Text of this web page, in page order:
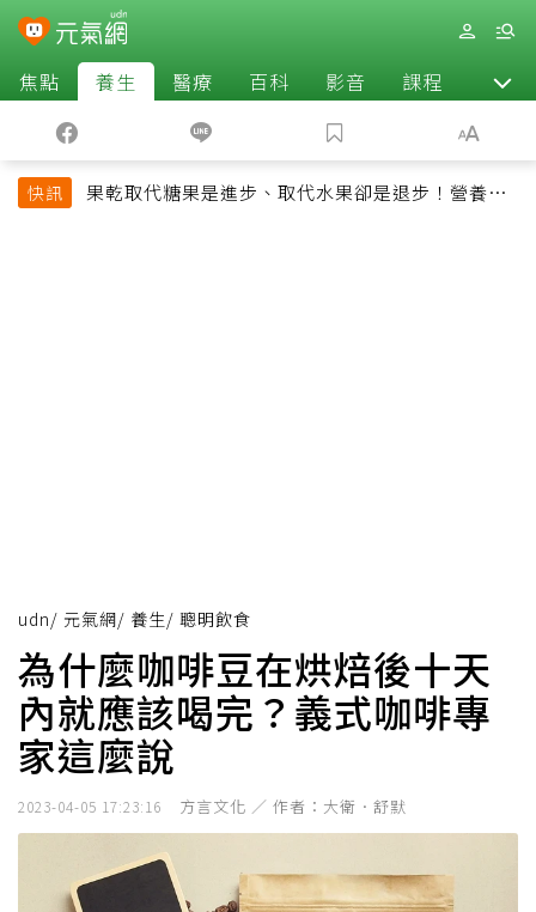
焦點 養生 醫療 百科 影音 課程 退休
快訊
果乾取代糖果是進步、取代水果卻是退步！營養師
udn/ 元氣網/ 養生/ 聰明飲食
為什麼咖啡豆在烘焙後十天
內就應該喝完？義式咖啡專
家這麼說
2023-04-05 17:23:16 方言文化 ／ 作者：大衛．舒默